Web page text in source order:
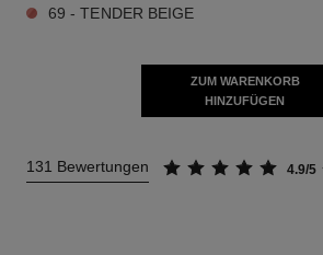
69 - TENDER BEIGE
ZUM WARENKORB
HINZUFÜGEN
131 Bewertungen 4.9/5